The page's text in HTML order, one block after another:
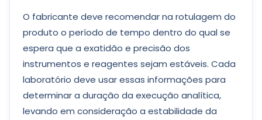
O fabricante deve recomendar na rotulagem do
produto o período de tempo dentro do qual se
espera que a exatidão e precisão dos
instrumentos e reagentes sejam estáveis. Cada
laboratório deve usar essas informações para
determinar a duração da execução analítica,
levando em consideração a estabilidade da